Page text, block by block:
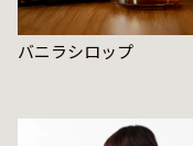
バニラシロップ